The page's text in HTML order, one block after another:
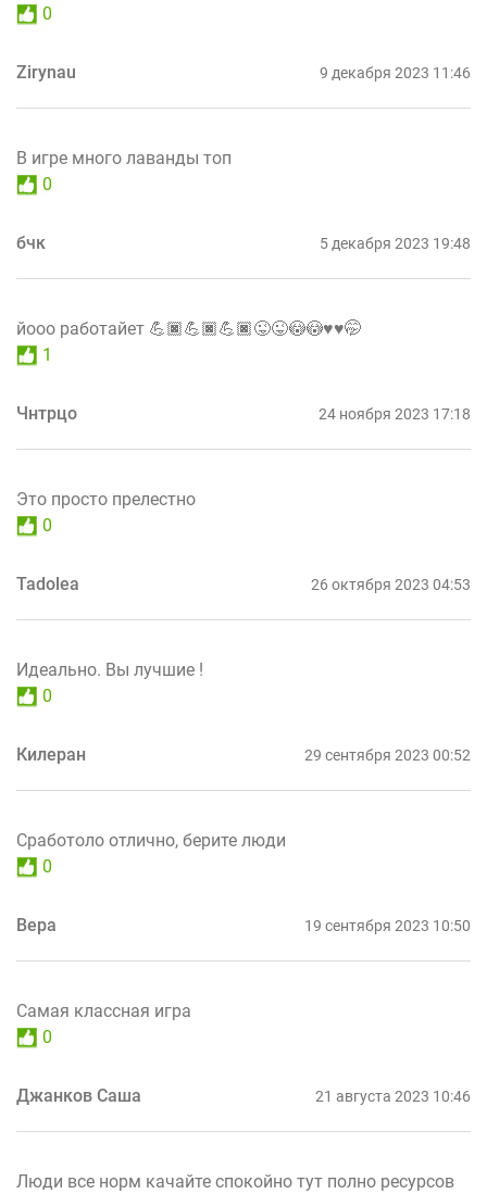
0
Zirynau 9 декабря 2023 11:46
В игре много лаванды топ
0
бчк 5 декабря 2023 19:48
йооо работайет 💪🏿💪🏿💪🏿😜😜😳😳♥♥🤭
1
Чнтрцо 24 ноября 2023 17:18
Это просто прелестно
0
Tadolea 26 октября 2023 04:53
Идеально. Вы лучшие !
0
Килеран 29 сентября 2023 00:52
Сработоло отлично, берите люди
0
Вера 19 сентября 2023 10:50
Самая классная игра
0
Джанков Саша 21 августа 2023 10:46
Люди все норм качайте спокойно тут полно ресурсов